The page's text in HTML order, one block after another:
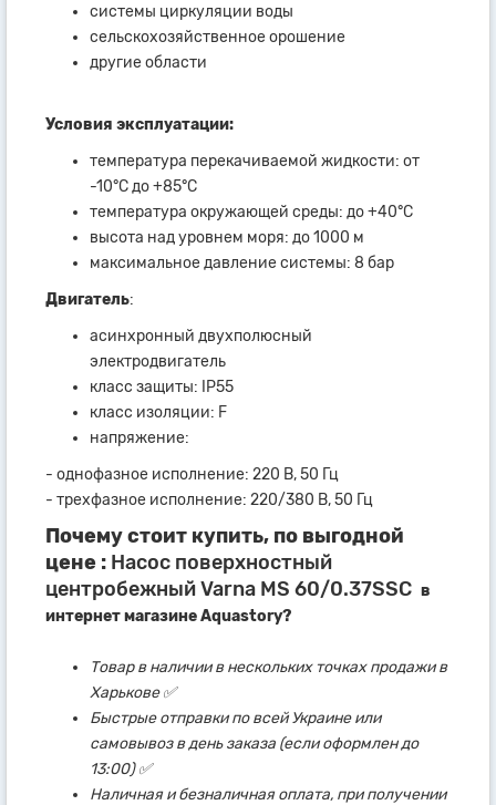
системы циркуляции воды
сельскохозяйственное орошение
другие области
Условия эксплуатации:
температура перекачиваемой жидкости: от
-10°C до +85°C
температура окружающей среды: до +40°C
высота над уровнем моря: до 1000 м
максимальное давление системы: 8 бар
Двигатель:
асинхронный двухполюсный
электродвигатель
класс защиты: IP55
класс изоляции: F
напряжение:
- однофазное исполнение: 220 В, 50 Гц
- трехфазное исполнение: 220/380 В, 50 Гц
Почему стоит купить, по выгодной
цене : Насос поверхностный
центробежный Varna MS 60/0.37SSC в
интернет магазине Aquastory?
Товар в наличии в нескольких точках продажи в
Харькове ✅
Быстрые отправки по всей Украине или
самовывоз в день заказа (если оформлен до
13:00) ✅
Наличная и безналичная оплата, при получении